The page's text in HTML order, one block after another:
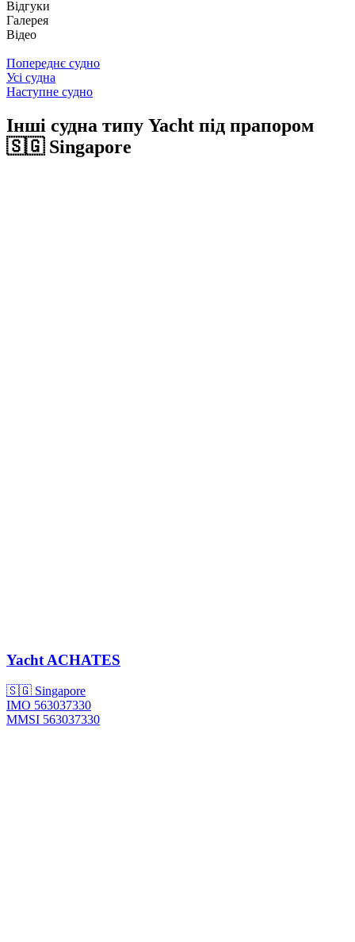
Відгуки
Галерея
Відео
Попереднє судно
Усі судна
Наступне судно
Інші судна типу Yacht під прапором
🇸🇬 Singapore
YachtACHATES
🇸🇬 Singapore
IMO 563037330
MMSI 563037330